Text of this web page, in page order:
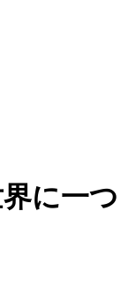
に一つ